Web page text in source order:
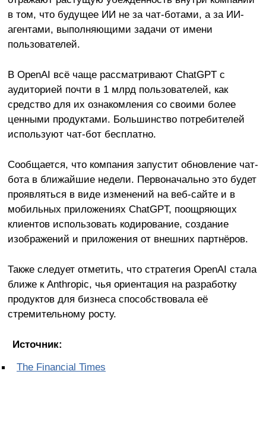
в том, что будущее ИИ не за чат-ботами, а за ИИ-
агентами, выполняющими задачи от имени
пользователей.
В OpenAI всё чаще рассматривают ChatGPT с
аудиторией почти в 1 млрд пользователей, как
средство для их ознакомления со своими более
ценными продуктами. Большинство потребителей
используют чат-бот бесплатно.
Сообщается, что компания запустит обновление чат-
бота в ближайшие недели. Первоначально это будет
проявляться в виде изменений на веб-сайте и в
мобильных приложениях ChatGPT, поощряющих
клиентов использовать кодирование, создание
изображений и приложения от внешних партнёров.
Также следует отметить, что стратегия OpenAI стала
ближе к Anthropic, чья ориентация на разработку
продуктов для бизнеса способствовала её
стремительному росту.
Источник:
The Financial Times